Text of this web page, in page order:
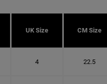
UK Size CM Size
4 22.5